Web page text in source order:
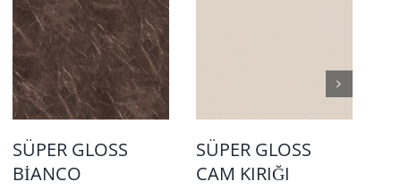
SÜPER GLOSS
BİANCO
SÜPER GLOSS
CAM KIRIĞI